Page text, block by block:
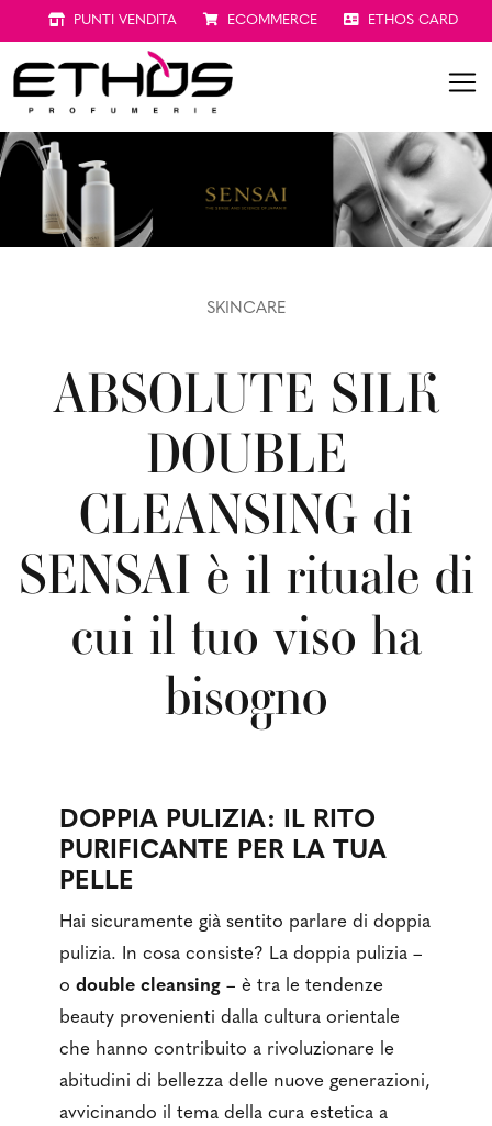
PUNTI VENDITA ECOMMERCE ETHOS CARD
SKINCARE
ABSOLUTE SILK
DOUBLE
CLEANSING di
SENSAI è il rituale di
cui il tuo viso ha
bisogno
DOPPIA PULIZIA: IL RITO
PURIFICANTE PER LA TUA
PELLE
Hai sicuramente già sentito parlare di doppia
pulizia. In cosa consiste? La doppia pulizia –
odouble cleansing – è tra le tendenze
beauty provenienti dalla cultura orientale
che hanno contribuito a rivoluzionare le
abitudini di bellezza delle nuove generazioni,
avvicinando il tema della cura estetica a